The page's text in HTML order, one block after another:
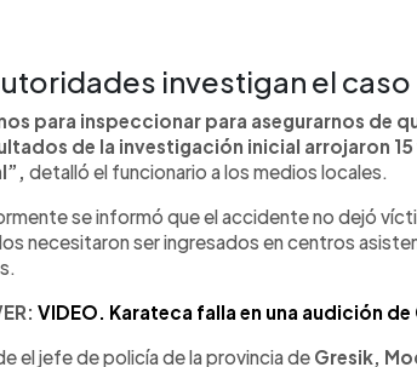
investigan el caso
para inspeccionar para asegurarnos de
de la investigación inicial arrojaron
detalló el funcionario a los medios locales.
se informó que el accidente no dejó
necesitaron ser ingresados en centros
VIDEO. Karateca falla en una audición
el jefe de policía de la provincia de Gresik,